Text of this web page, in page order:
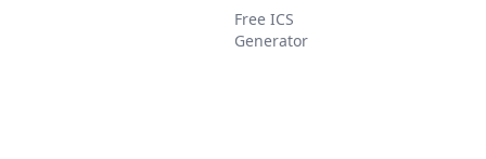
Free ICS
Generator